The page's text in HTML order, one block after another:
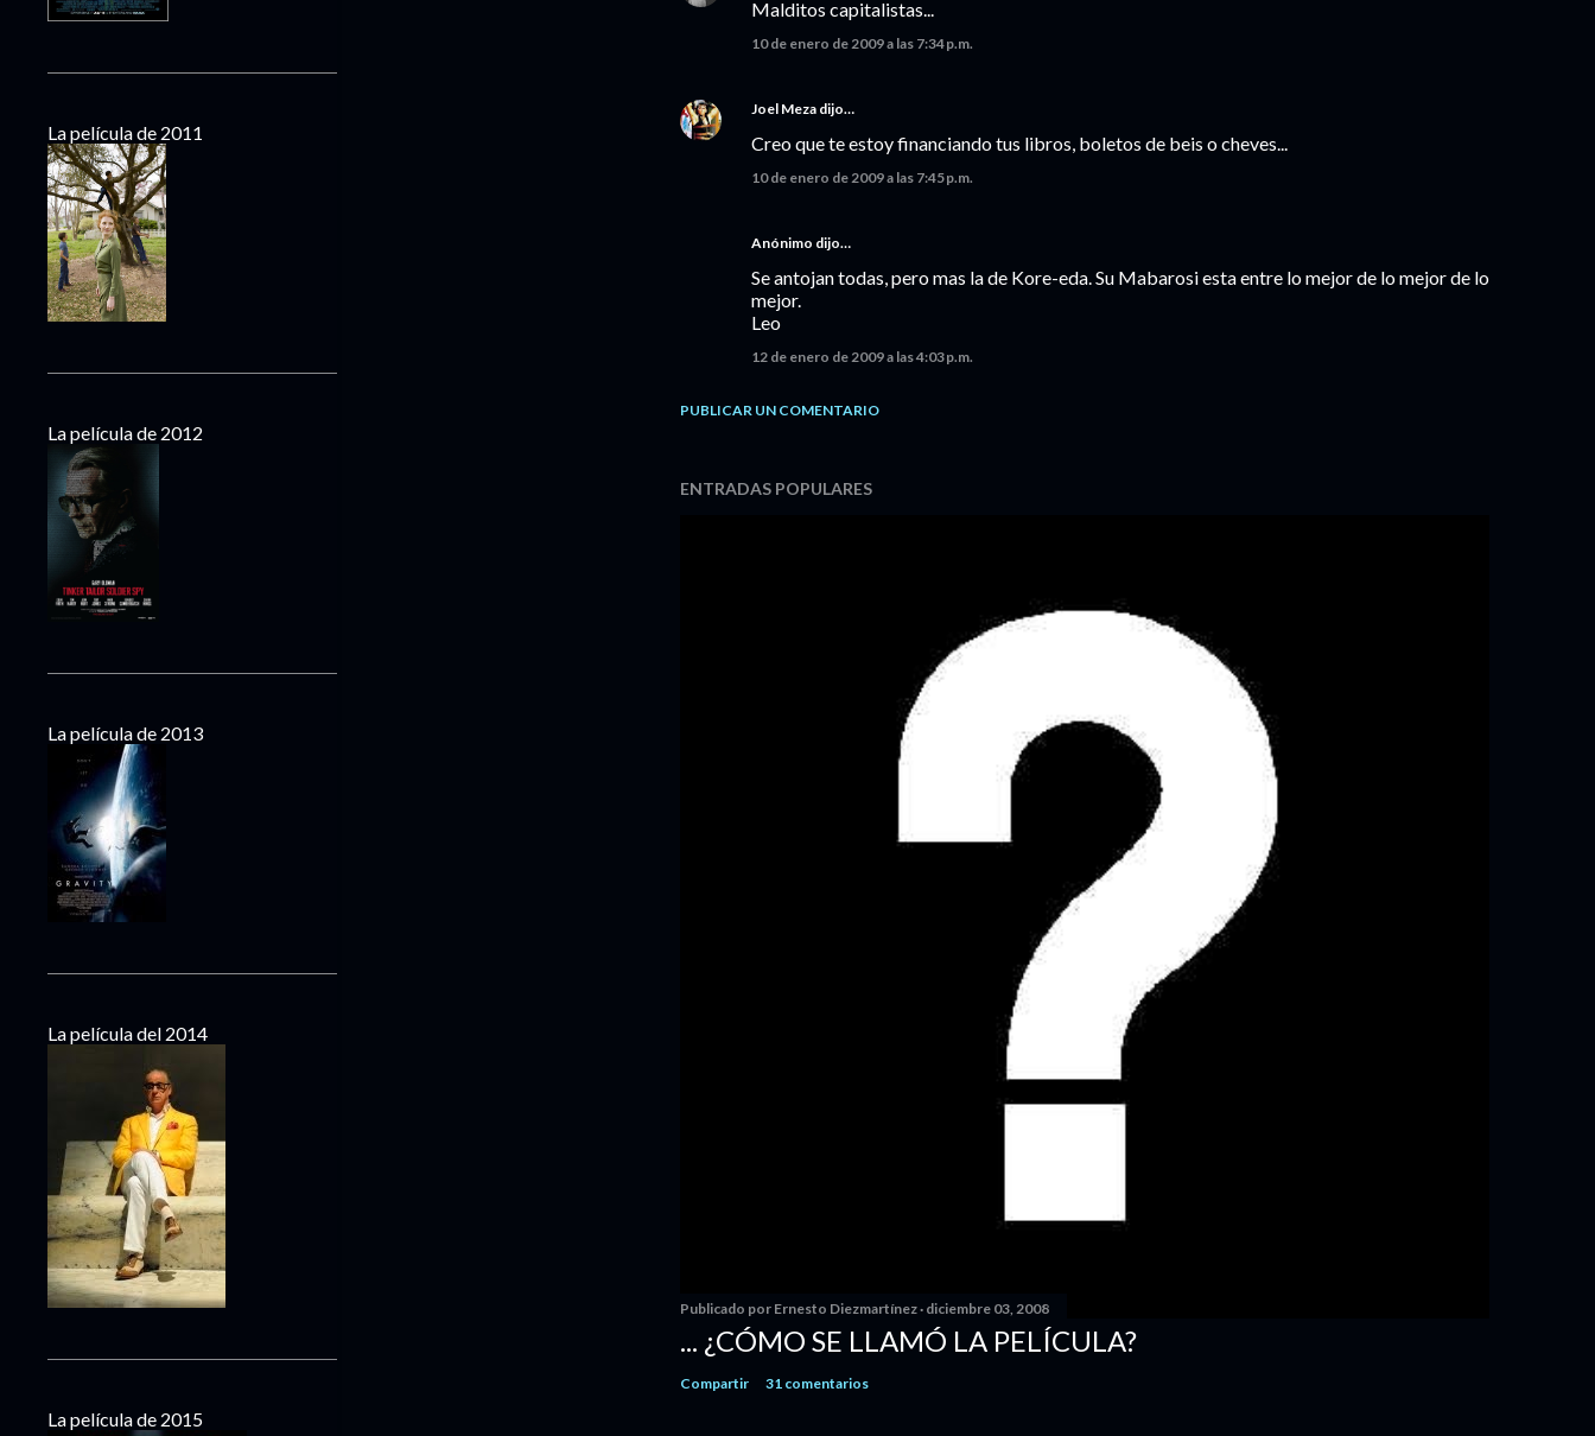
Malditos capitalistas...
10 de enero de 2009 a las 7:34 p.m.
Joel Meza dijo…
Creo que te estoy financiando tus libros, boletos de beis o cheves...
10 de enero de 2009 a las 7:45 p.m.
Anónimo dijo…
Se antojan todas, pero mas la de Kore-eda. Su Mabarosi esta entre lo mejor de lo mejor de lo
mejor.
Leo
12 de enero de 2009 a las 4:03 p.m.
PUBLICAR UN COMENTARIO
ENTRADAS POPULARES
Publicado por Ernesto Diezmartínez diciembre 03, 2008
... ¿CÓMO SE LLAMÓ LA PELÍCULA?
Compartir 31 comentarios
La película de 2011
La película de 2012
La película de 2013
La película del 2014
La película de 2015